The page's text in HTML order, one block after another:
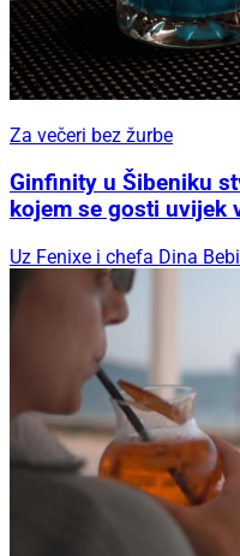
Za večeri bez žurbe
Ginfinity u Šibeniku
kojem se gosti uvijek
Uz Fenixe i chefa Dina